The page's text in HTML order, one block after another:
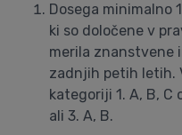
Dosega minimalno
ki so določene v
merila znanstvene
zadnjih petih letih.
kategoriji 1. A, B, C
ali 3. A, B.